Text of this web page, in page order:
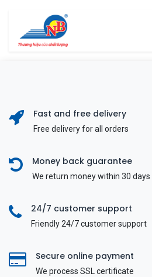
Fast and free delivery
Free delivery for all orders
Money back guarantee
We return money within 30 days
24/7 customer support
Friendly 24/7 customer support
Secure online payment
We process SSL сertificate